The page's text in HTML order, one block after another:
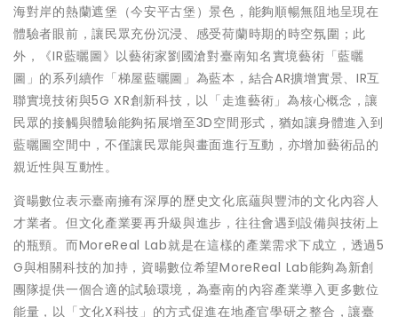
海對岸的熱蘭遮堡（今安平古堡）景色，能夠順暢無阻地呈現在
體驗者眼前，讓民眾充份沉浸、感受荷蘭時期的時空氛圍；此
外，《IR藍曬圖》以藝術家劉國滄對臺南知名實境藝術「藍曬
圖」的系列續作「梯屋藍曬圖」為藍本，結合AR擴增實景、IR互
聯實境技術與5G XR創新科技，以「走進藝術」為核心概念，讓
民眾的接觸與體驗能夠拓展增至3D空間形式，猶如讓身體進入到
藍曬圖空間中，不僅讓民眾能與畫面進行互動，亦增加藝術品的
親近性與互動性。
資暘數位表示臺南擁有深厚的歷史文化底蘊與豐沛的文化內容人
才業者。但文化產業要再升級與進步，往往會遇到設備與技術上
的瓶頸。而MoreReal Lab就是在這樣的產業需求下成立，透過5
G與相關科技的加持，資暘數位希望MoreReal Lab能夠為新創
團隊提供一個合適的試驗環境，為臺南的內容產業導入更多數位
能量，以「文化X科技」的方式促進在地產官學研之整合，讓臺